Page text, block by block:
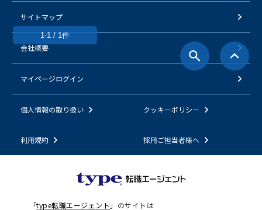
1-1 / 1件
サイトマップ
会社概要
マイページログイン
個人情報の取り扱い クッキーポリシー
利用規約 採用ご担当者様へ
「type転職エージェント 」のサイトは